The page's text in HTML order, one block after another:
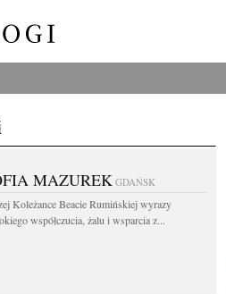
MAZUREK GDAŃSK
Koleżance Beacie Rumińskiej wyrazy
współczucia, żalu i wsparcia z...